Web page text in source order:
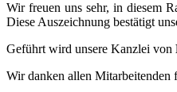
Wir freuen uns sehr, in diesem
Diese Auszeichnung bestätigt
Geführt wird unsere Kanzlei von
Wir danken allen Mitarbeitenden